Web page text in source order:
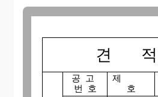
견
공 고
번 호
제
호